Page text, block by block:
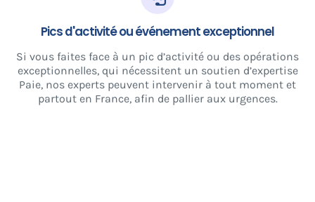
Pics d'activité ou événement exceptionnel
Si vous faites face à un pic d’activité ou des opérations
exceptionnelles, qui nécessitent un soutien d’expertise
Paie, nos experts peuvent intervenir à tout moment et
partout en France, afin de pallier aux urgences.